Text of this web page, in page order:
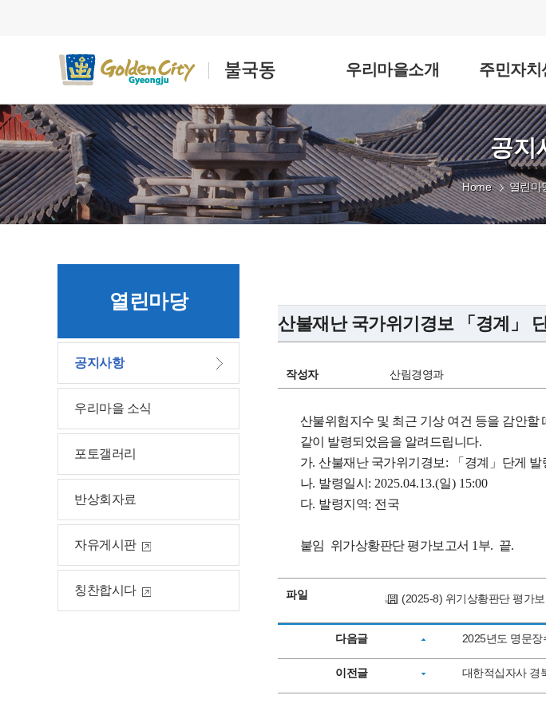
우리마을소개 주민자치
열린마당
공지사항
우리마을 소식
포토갤러리
반상회자료
자유게시판
칭찬합시다
공지
Home 열린마
산불재난 국가위기경보 「경계」
작성자 산림경영과
산불위험지수 및 최근 기상 여건 등을 감안할
같이 발령되었음을 알려드립니다.
가.산불재난 국가위기경보 : 「 경계 」 단게 발
나. 발령일시 : 2025.04.13.(일) 15:00
다. 발령지역: 전국
붙임 위가상황판단 평가보고서 1부. 끝.
파일 (2025-8) 위기상황판단 평가
다음글 2025년도 명문장
이전글 대한적십자사 경